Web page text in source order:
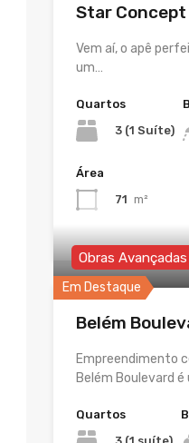
Star Concept
Vem aí, o apê
um…
Quartos
3 (1 Suíte)
Área
71 m²
Em Destaque
Obras Avançadas
Belém
Empreendimento
Belém Boulevard é
Quartos